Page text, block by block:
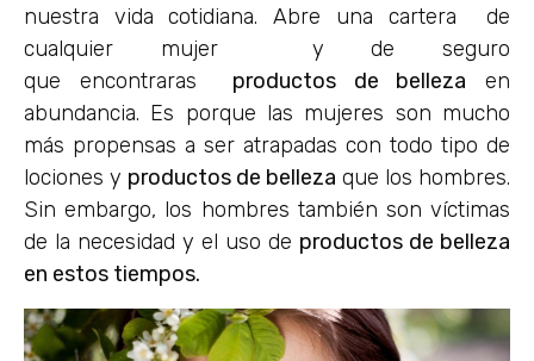
nuestra vida cotidiana. Abre una cartera de
cualquier mujer y de seguro
que encontraras
productos de belleza en
abundancia. Es porque las mujeres son mucho
más propensas a ser atrapadas con todo tipo de
lociones y productos de belleza que los hombres.
Sin embargo, los hombres también son víctimas
de la necesidad y el uso de productos de belleza
en estos tiempos.